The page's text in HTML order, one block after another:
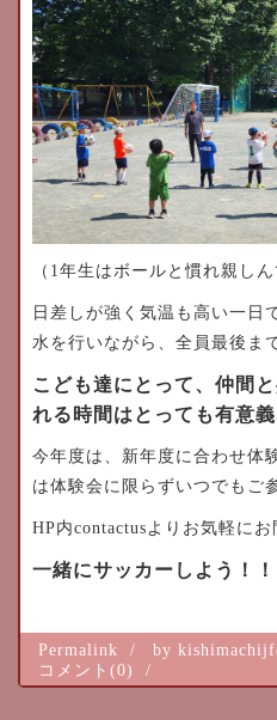
（1年生はボールと慣れ親し
日差しが強く気温も高い一日
水を行いながら、全員最後ま
こども達にとって、仲間
れる時間はとっても有意
今年度は、新年度に合わせ体
は体験会に限らずいつでもご
HP内contactusよりお気軽に
一緒にサッカーしよう！！
Permalink by
コメント(0)